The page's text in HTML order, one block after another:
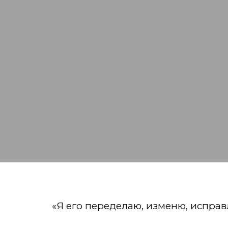
«Я его переделаю, изменю,